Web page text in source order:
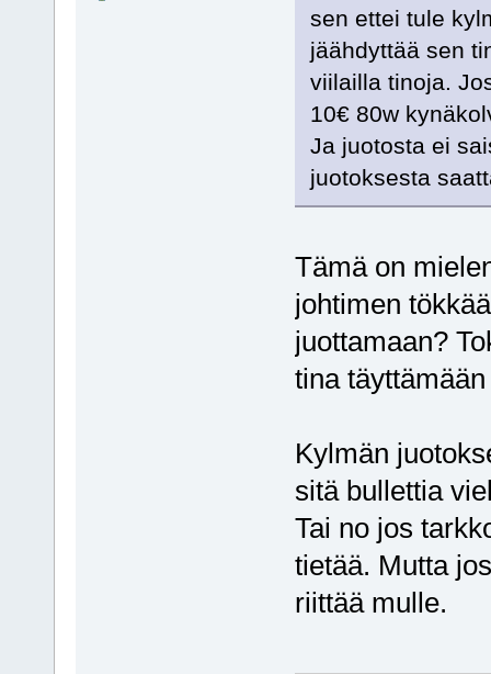
sen ettei tule
jäähdyttää sen
viilailla tinoja.
10€ 80w
Ja juotosta ei
juotoksesta
Tämä on
johtimen
juottamaan?
tina
Kylmän
sitä bullettia
Tai no jos
tietää. Mutta
riittää mulle.